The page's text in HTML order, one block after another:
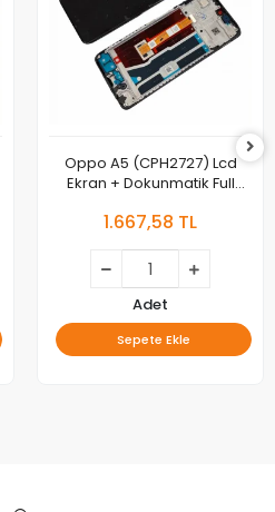
Oppo A5 (CPH2727) Lcd
Ekran + Dokunmatik Full
1.667,58 TL
Adet
Sepete Ekle